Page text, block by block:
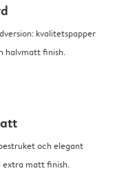
kvalitetspapper
halvmatt finish.
och elegant
extra matt finish.